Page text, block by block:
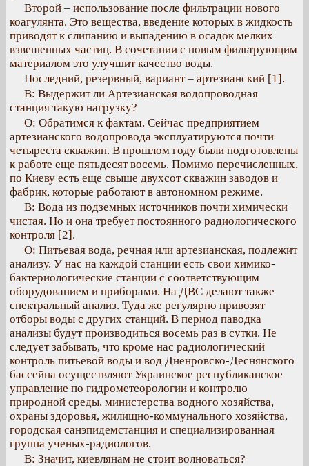
Второй – использование после фильтрации нового
коагулянта. Это вещества, введение которых в жидкость
приводят к слипанию и выпадению в осадок мелких
взвешенных частиц. В сочетании с новым фильтрующим
материалом это улучшит качество воды.
Последний, резервный, вариант – артезианский [1].
В: Выдержит ли Артезианская водопроводная
станция такую нагрузку?
О: Обратимся к фактам. Сейчас предприятием
артезианского водопровода эксплуатируются почти
четыреста скважин. В прошлом году были подготовлены
к работе еще пятьдесят восемь. Помимо перечисленных,
по Киеву есть еще свыше двухсот скважин заводов и
фабрик, которые работают в автономном режиме.
В: Вода из подземных источников почти химически
чистая. Но и она требует постоянного радиологического
контроля [2].
О: Питьевая вода, речная или артезианская, подлежит
анализу. У нас на каждой станции есть свои химико-
бактериологические станции с соответствующим
оборудованием и приборами. На ДВС делают также
спектральный анализ. Туда же регулярно привозят
отборы воды с других станций. В период паводка
анализы будут производиться восемь раз в сутки. Не
следует забывать, что кроме нас радиологический
контроль питьевой воды и вод Дненровско-Деснянского
бассейна осуществляют Украинское республиканское
управление по гидрометеорологии и контролю
природной среды, министерства водного хозяйства,
охраны здоровья, жилищно-коммунального хозяйства,
городская санэпидемстанция и специализированная
группа ученых-радиологов.
В: Значит, киевлянам не стоит волноваться?